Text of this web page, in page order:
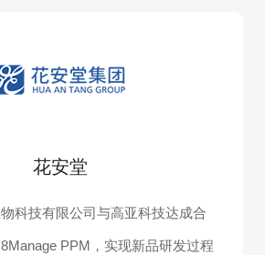
花安堂
科技有限公司与高亚科技达成合
PPM，实现新品研发过程